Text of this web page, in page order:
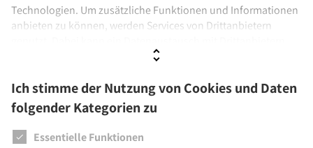
Einrichtungen
Städtisches Museum
Städtische Galerien
Feuerwehr
Technologien. Um zusätzliche Funktionen und Informationen
anbieten zu können, werden Services von Drittanbietern
stattfinden. Wenn Sie der Verwendung nicht zustimmen,
technisch notwendig sind.
Weitere Informationen sowie Details zu den Kategorien finden
Sie unterDatenschutzundImpressum.
Ich stimme der Nutzung von Cookies und Daten
folgender Kategorien zu
Essentielle Funktionen